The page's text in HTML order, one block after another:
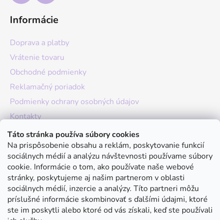
Táto stránka používa súbory cookies
Na prispôsobenie obsahu a reklám, poskytovanie funkcií
sociálnych médií a analýzu návštevnosti používame súbory
cookie. Informácie o tom, ako používate naše webové
stránky, poskytujeme aj našim partnerom v oblasti
sociálnych médií, inzercie a analýzy. Títo partneri môžu
príslušné informácie skombinovať s ďalšími údajmi, ktoré
ste im poskytli alebo ktoré od vás získali, keď ste používali
Informácie
Doprava a platby
Vrátenie tovaru
Obchodné podmienky
Reklamačný poriadok
Podmienky ochrany osobných údajov
Kontakty
O nás
Hodnotenie obchodu
Moja objednávka
Instagram